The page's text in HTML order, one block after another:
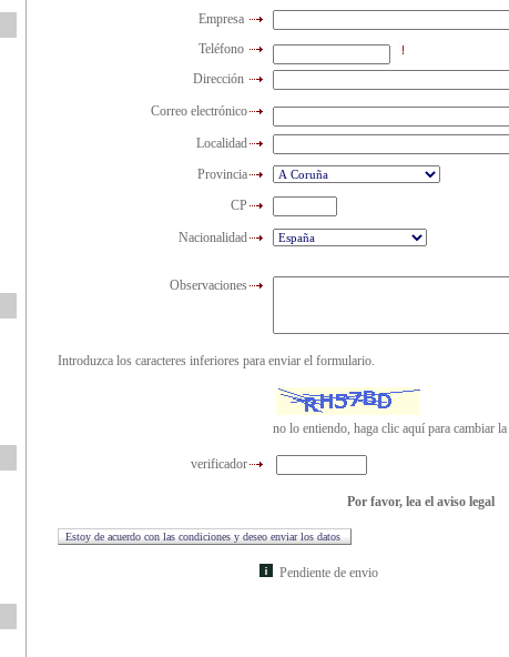
Empresa
Teléfono
Dirección
Correo electrónico
Localidad
Provincia
CP
Nacionalidad
Observaciones
Introduzca los caracteres inferiores para enviar el formulario.
no lo entiendo, haga clic aquí para cambiar
verificador
Por favor, lea el aviso legal
Pendiente de envio